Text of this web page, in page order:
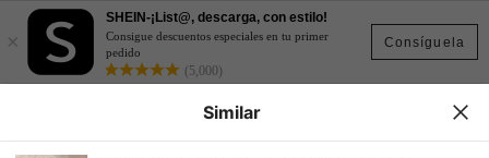
Consíguela
×
SHEIN-¡List@, descarga, con estilo!
Consigue descuentos especiales en tu primer
pedido
(5,000)
Similar